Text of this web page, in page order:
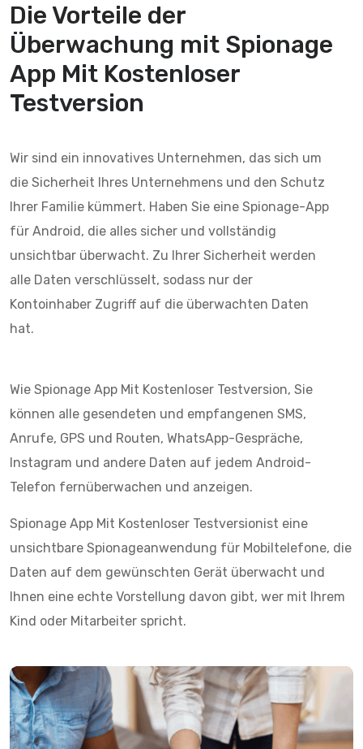
Die Vorteile der
Überwachung mit Spionage
App Mit Kostenloser
Testversion
Wir sind ein innovatives Unternehmen, das sich um
die Sicherheit Ihres Unternehmens und den Schutz
Ihrer Familie kümmert. Haben Sie eine Spionage-App
für Android, die alles sicher und vollständig
unsichtbar überwacht. Zu Ihrer Sicherheit werden
alle Daten verschlüsselt, sodass nur der
Kontoinhaber Zugriff auf die überwachten Daten
hat.
Wie Spionage App Mit Kostenloser Testversion, Sie
können alle gesendeten und empfangenen SMS,
Anrufe, GPS und Routen, WhatsApp-Gespräche,
Instagram und andere Daten auf jedem Android-
Telefon fernüberwachen und anzeigen.
Spionage App Mit Kostenloser Testversionist eine
unsichtbare Spionageanwendung für Mobiltelefone, die
Daten auf dem gewünschten Gerät überwacht und
Ihnen eine echte Vorstellung davon gibt, wer mit Ihrem
Kind oder Mitarbeiter spricht.